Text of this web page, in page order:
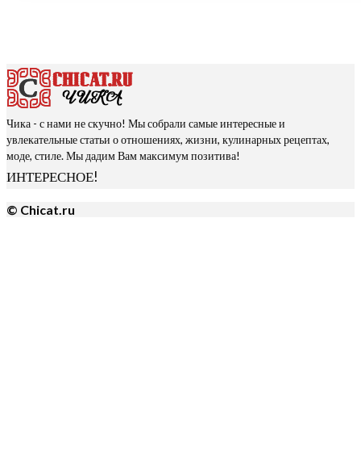
Чика - с нами не скучно! Мы собрали самые интересные и
увлекательные статьи о отношениях, жизни, кулинарных рецептах,
моде, стиле. Мы дадим Вам максимум позитива!
ИНТЕРЕСНОЕ!
© Chicat.ru